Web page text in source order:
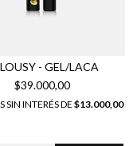
- GEL/LACA
$39.000,00
SIN INTERÉS DE$13.000,00